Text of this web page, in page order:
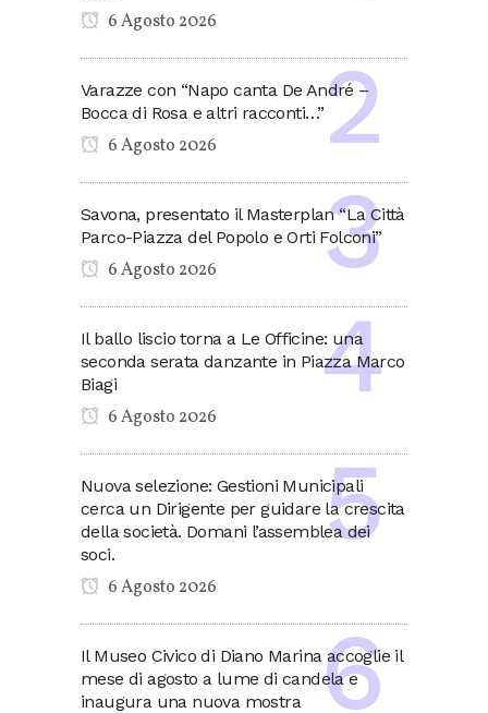
6 Agosto 2026
Varazze con “Napo canta De André –
Bocca di Rosa e altri racconti…”
6 Agosto 2026
Savona, presentato il Masterplan “La Città
Parco-Piazza del Popolo e Orti Folconi”
6 Agosto 2026
Il ballo liscio torna a Le Officine: una
seconda serata danzante in Piazza Marco
Biagi
6 Agosto 2026
Nuova selezione: Gestioni Municipali
cerca un Dirigente per guidare la crescita
della società. Domani l’assemblea dei
soci.
6 Agosto 2026
Il Museo Civico di Diano Marina accoglie il
mese di agosto a lume di candela e
inaugura una nuova mostra